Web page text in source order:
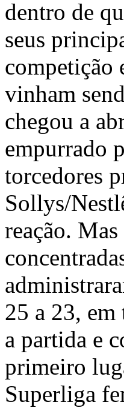
dentro de
seus
competição
vinham
chegou a
empurrado
torcedores
Sollys/
reação.
25 a 23,
a partida e
primeiro
Superliga